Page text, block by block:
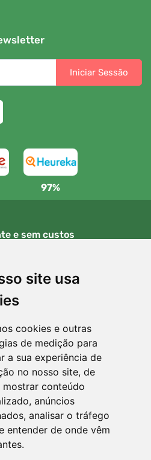
site usa
cookies e outras
de medição para
a sua experiência de
no nosso site, de
mostrar conteúdo
anúncios
analisar o tráfego
entender de onde vêm
Iniciar Sessão
97%
e sem custos
superiores a 80 EUR
gratuitas
a sua encomenda em qualquer
uma árvore! Leia mais